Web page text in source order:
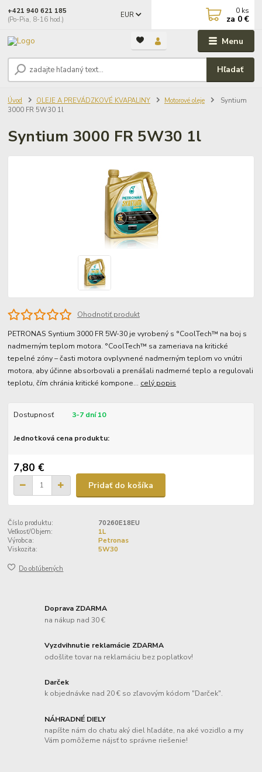
Menu
EUR
Hľadať
+421 940 621 185
(Po-Pia, 8-16 hod.)
0 ks
za 0 €
Úvod OLEJE A PREVÁDZKOVÉ KVAPALINY Motorové oleje
Syntium
3000 FR 5W30 1l
Syntium 3000 FR 5W30 1l
Ohodnotiť produkt
PETRONAS Syntium 3000 FR 5W-30 je vyrobený s °CoolTech™ na boj s
nadmerným teplom motora. °CoolTech™ sa zameriava na kritické
tepelné zóny – časti motora ovplyvnené nadmerným teplom vo vnútri
motora, aby účinne absorbovali a prenášali nadmerné teplo a regulovali
teplotu, čím chránia kritické kompone... celý popis
Dostupnosť 3-7 dní 10
Jednotková cena produktu:
7,80 €
Pridať do košíka
Číslo produktu:
70260E18EU
Veľkosť/Objem:
1L
Výrobca:
Petronas
Viskozita:
5W30
Do obľúbených
Doprava ZDARMA
na nákup nad 30 €
Vyzdvihnutie reklamácie ZDARMA
odošlite tovar na reklamáciu bez poplatkov!
Darček
k objednávke nad 20 € so zľavovým kódom "Darček".
NÁHRADNÉ DIELY
napíšte nám do chatu aký diel hľadáte, na aké vozidlo a my
Vám pomôžeme nájsť to správne riešenie!